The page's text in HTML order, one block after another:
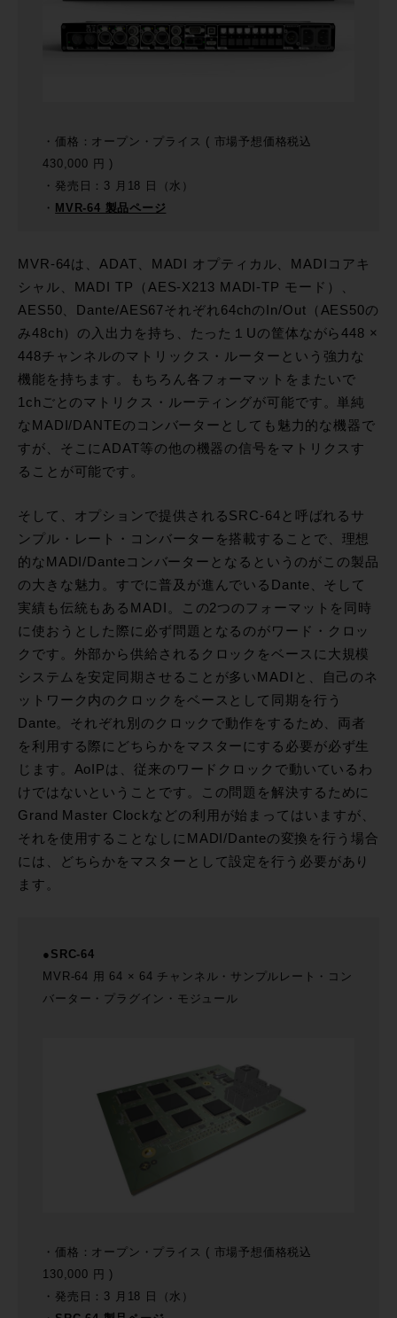
・価格：オープン・プライス ( 市場予想価格税込
430,000 円 )
・発売日：3 月18 日（水）
・ MVR-64 製品ページ
MVR-64は、ADAT、MADI オプティカル、MADIコアキ
シャル、MADI TP（AES-X213 MADI-TP モード）、
AES50、Dante/AES67それぞれ64chのIn/Out（AES50の
み48ch）の入出力を持ち、たった１Uの筐体ながら448 ×
448チャンネルのマトリックス・ルーターという強力な
機能を持ちます。もちろん各フォーマットをまたいで
1chごとのマトリクス・ルーティングが可能です。単純
なMADI/DANTEのコンバーターとしても魅力的な機器で
すが、そこにADAT等の他の機器の信号をマトリクスす
ることが可能です。
そして、オプションで提供されるSRC-64と呼ばれるサ
ンプル・レート・コンバーターを搭載することで、理想
的なMADI/Danteコンバーターとなるというのがこの製品
の大きな魅力。すでに普及が進んでいるDante、そして
実績も伝統もあるMADI。この2つのフォーマットを同時
に使おうとした際に必ず問題となるのがワード・クロッ
クです。外部から供給されるクロックをベースに大規模
システムを安定同期させることが多いMADIと、自己のネ
ットワーク内のクロックをベースとして同期を行う
Dante。それぞれ別のクロックで動作をするため、両者
を利用する際にどちらかをマスターにする必要が必ず生
じます。AoIPは、従来のワードクロックで動いているわ
けではないということです。この問題を解決するために
Grand Master Clockなどの利用が始まってはいますが、
それを使用することなしにMADI/Danteの変換を行う場合
には、どちらかをマスターとして設定を行う必要があり
ます。
●SRC-64
MVR-64 用 64 × 64 チャンネル・サンプルレート・コン
バーター・プラグイン・モジュール
・価格：オープン・プライス ( 市場予想価格税込
130,000 円 )
・発売日：3 月18 日（水）